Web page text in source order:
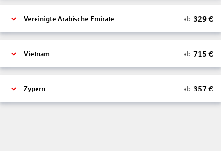
Vereinigte Arabische Emirate ab 329€
Vietnam ab 715 €
Zypern ab 357 €